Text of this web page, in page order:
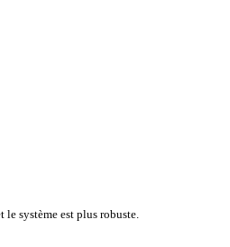
le système est plus robuste.